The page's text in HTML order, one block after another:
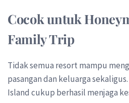
Cocok untuk
Family Trip
Tidak semua resort mampu
pasangan dan keluarga
Island cukup berhasil menjaga